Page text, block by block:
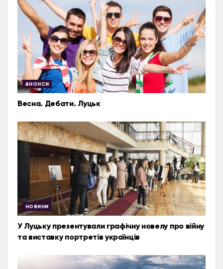
АНОНСИ
Весна. Дебати. Луцьк
НОВИНИ
У Луцьку презентували графічну новелу про війну
та виставку портретів українців